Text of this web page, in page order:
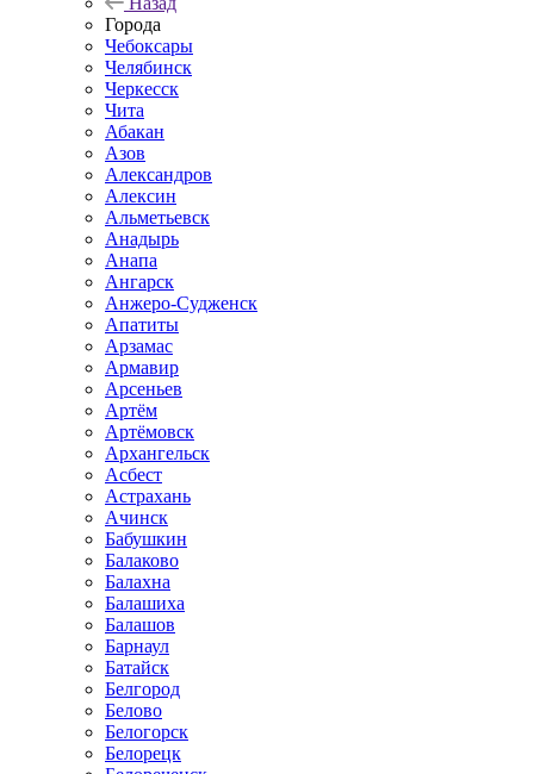
Города
Чебоксары
Челябинск
Черкесск
Чита
Абакан
Азов
Александров
Алексин
Альметьевск
Анадырь
Анапа
Ангарск
Анжеро-Судженск
Апатиты
Арзамас
Армавир
Арсеньев
Артём
Артёмовск
Архангельск
Асбест
Астрахань
Ачинск
Бабушкин
Балаково
Балахна
Балашиха
Балашов
Барнаул
Батайск
Белгород
Белово
Белогорск
Белорецк